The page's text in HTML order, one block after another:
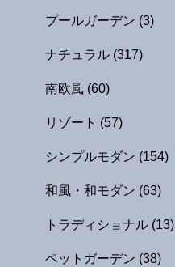
プールガーデン (3)
ナチュラル (317)
南欧風 (60)
リゾート (57)
シンプルモダン (154)
和風・和モダン (63)
トラディショナル (13)
ペットガーデン (38)